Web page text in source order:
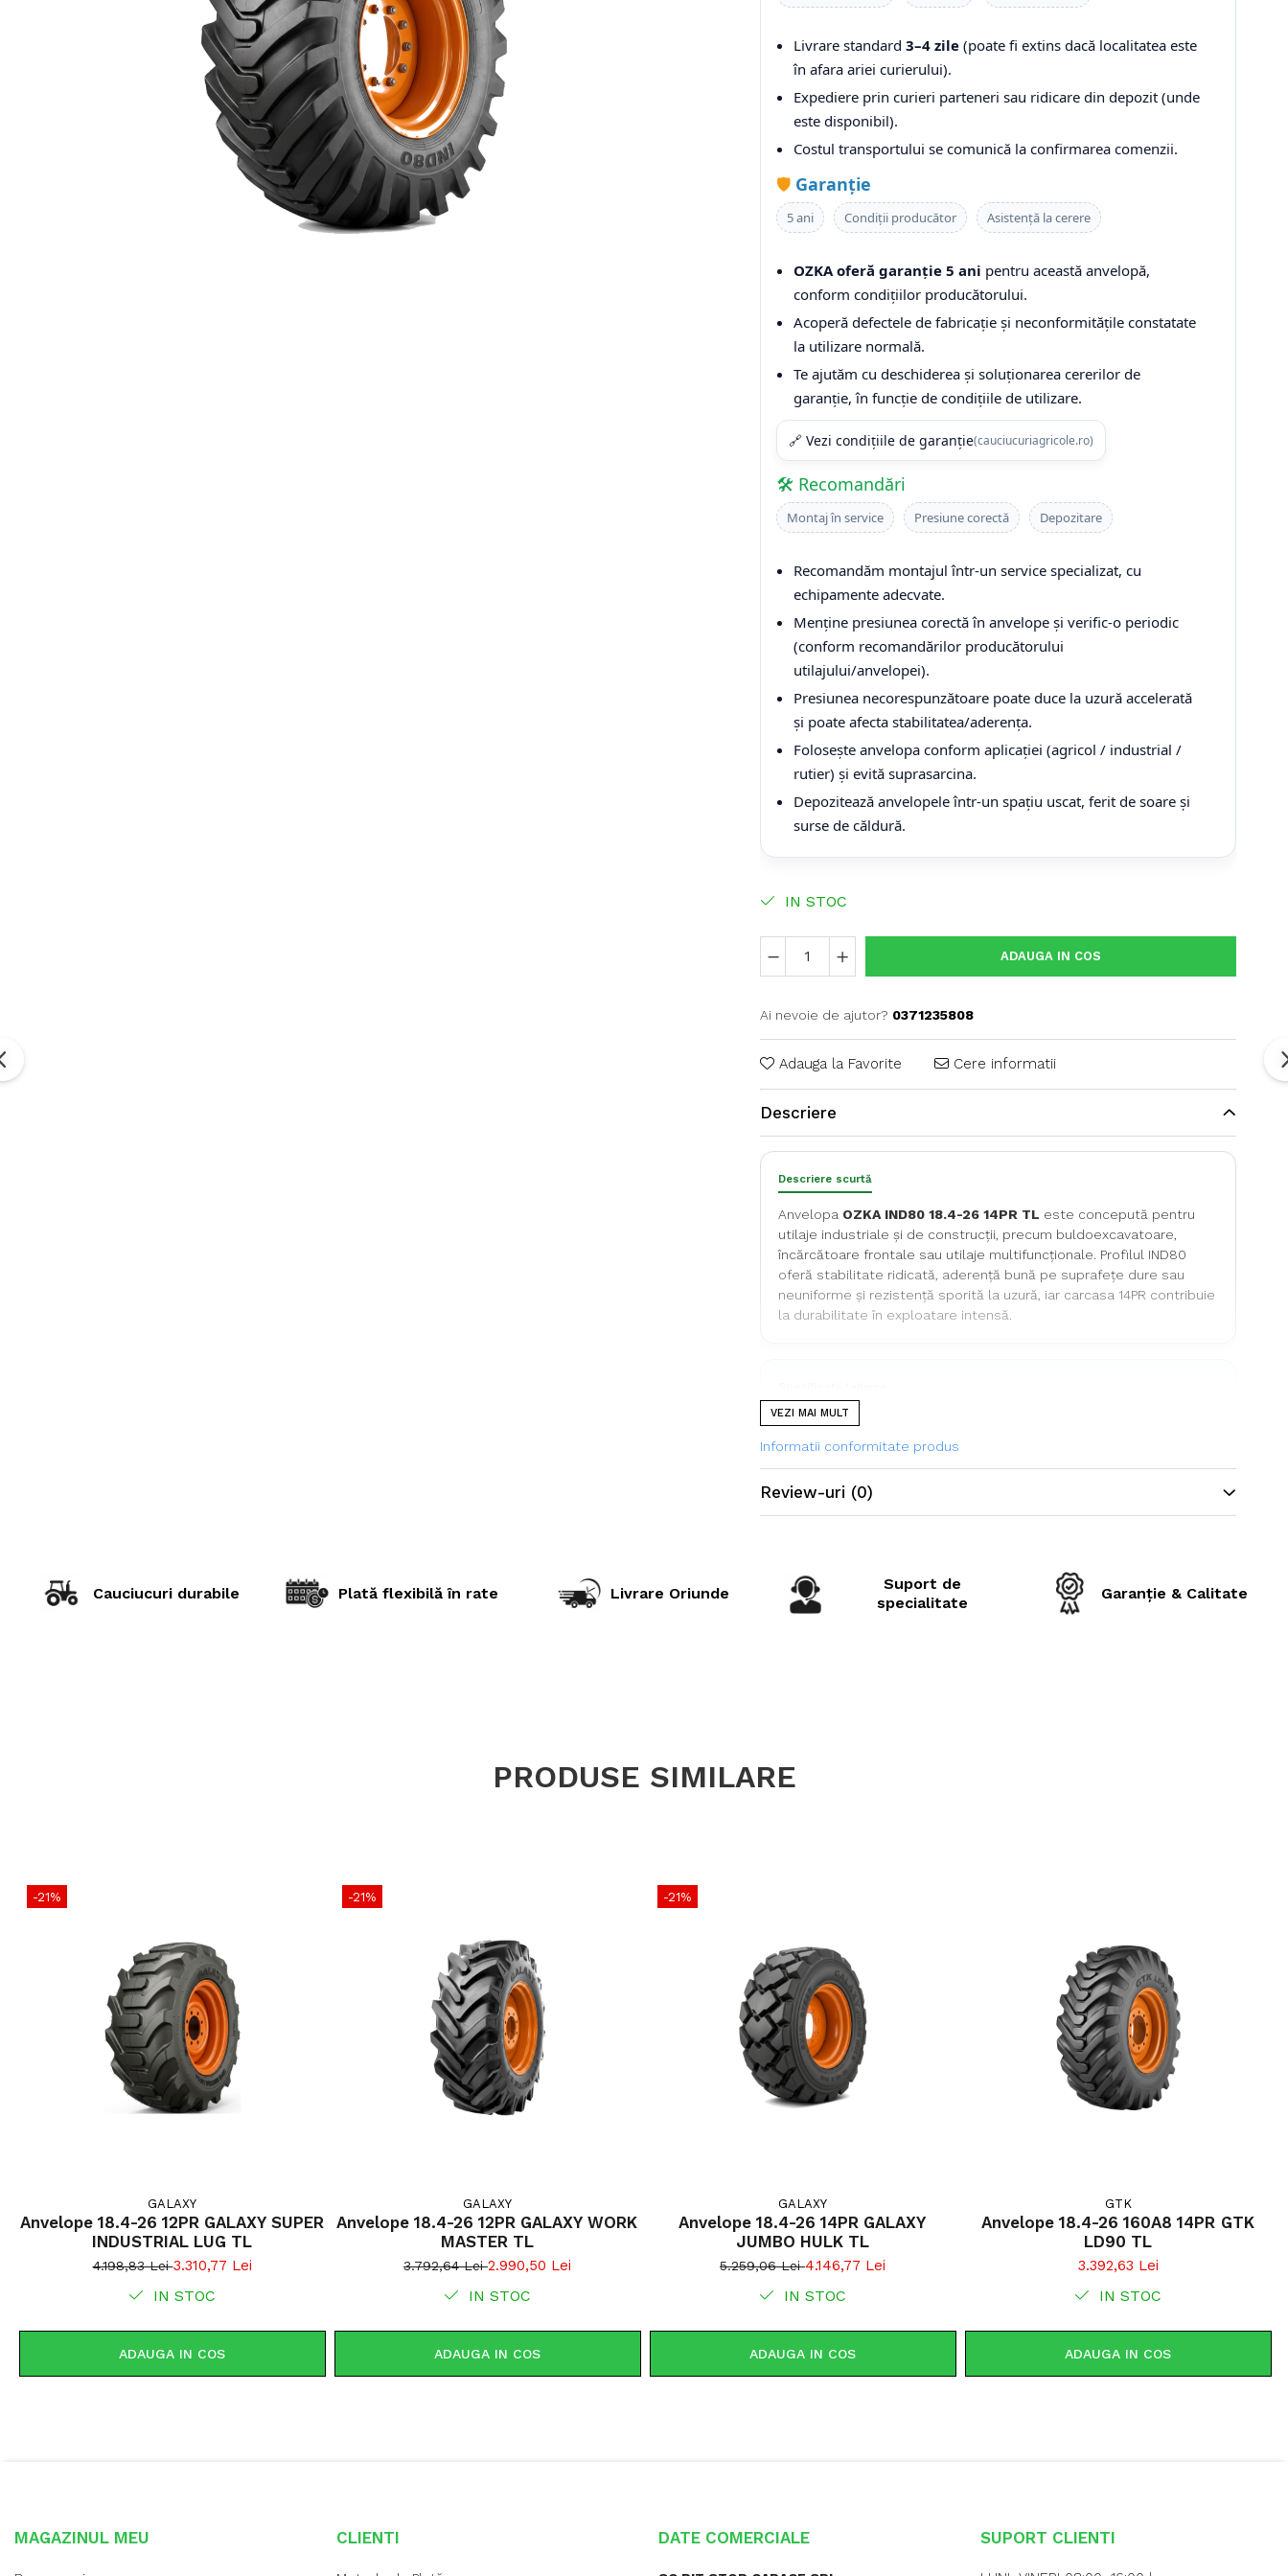
Livrare standard 3–4 zile(poate fi extins dacă localitatea este
în afara ariei curierului).
Expediere prin curieri parteneri sau ridicare din depozit (unde
este disponibil).
Costul transportului se comunică la confirmarea comenzii.
🛡️ Garanție
5 ani Condiții producător Asistență la cerere
OZKA oferă garanție 5 ani pentru această anvelopă,
conform condițiilor producătorului.
Acoperă defectele de fabricație și neconformitățile constatate
la utilizare normală.
Te ajutăm cu deschiderea și soluționarea cererilor de
garanție, în funcție de condițiile de utilizare.
🔗 Vezi condițiile de garanție(cauciucuriagricole.ro)
🛠️ Recomandări
Montaj în service Presiune corectă Depozitare
Recomandăm montajul într-un service specializat, cu
echipamente adecvate.
Menține presiunea corectă în anvelope și verific-o periodic
(conform recomandărilor producătorului
utilajului/anvelopei).
Presiunea necorespunzătoare poate duce la uzură accelerată
și poate afecta stabilitatea/aderența.
Folosește anvelopa conform aplicației (agricol / industrial /
rutier) și evită suprasarcina.
Depozitează anvelopele într-un spațiu uscat, ferit de soare și
surse de căldură.
IN STOC
ADAUGA IN COS
Ai nevoie de ajutor? 0371235808
Adauga la Favorite Cere informatii
Descriere
Descriere scurtă
Anvelopa OZKA IND80 18.4-26 14PR TL este concepută pentru
utilaje industriale și de construcții, precum buldoexcavatoare,
încărcătoare frontale sau utilaje multifuncționale. Profilul IND80
oferă stabilitate ridicată, aderență bună pe suprafețe dure sau
neuniforme și rezistență sporită la uzură, iar carcasa 14PR contribuie
la durabilitate în exploatare intensă.
Dimensiune
Model profil OZKA IND80
PR (Ply Rating)
Tip anvelopă TL (Tubeless)
Marcă
Potrivită pentru aplicații industriale solicitante, precum excavare,
VEZI MAI MULT
Informatii conformitate produs
Review-uri (0)
Cauciucuri durabile Plată flexibilă în rate Livrare Oriunde
Suport de
specialitate
Garanție & Calitate
PRODUSE SIMILARE
-21%
GALAXY
Anvelope 18.4-26 12PR GALAXY SUPER
INDUSTRIAL LUG TL
4.198,83 Lei3.310,77 Lei
IN STOC
ADAUGA IN COS
-21%
GALAXY
Anvelope 18.4-26 12PR GALAXY WORK
MASTER TL
3.792,64 Lei2.990,50 Lei
IN STOC
ADAUGA IN COS
-21%
GALAXY
Anvelope 18.4-26 14PR GALAXY
JUMBO HULK TL
5.259,06 Lei4.146,77 Lei
IN STOC
ADAUGA IN COS
GTK
Anvelope 18.4-26 160A8 14PR GTK
LD90 TL
3.392,63 Lei
IN STOC
ADAUGA IN COS
MAGAZINUL MEU CLIENTI DATE COMERCIALE SUPORT CLIENTI